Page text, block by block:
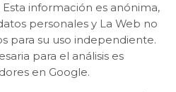
información es anónima,
personales y La Web no
para su uso independiente.
para el análisis es
en Google.